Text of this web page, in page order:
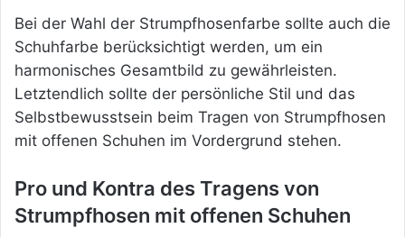
Bei der Wahl der Strumpfhosenfarbe sollte auch die
Schuhfarbe berücksichtigt werden, um ein
harmonisches Gesamtbild zu gewährleisten.
Letztendlich sollte der persönliche Stil und das
Selbstbewusstsein beim Tragen von Strumpfhosen
mit offenen Schuhen im Vordergrund stehen.
Pro und Kontra des Tragens von
Strumpfhosen mit offenen Schuhen